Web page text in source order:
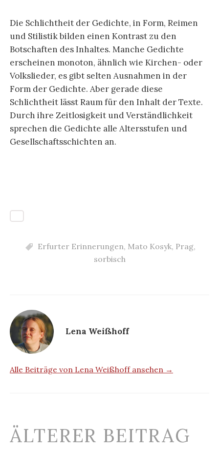
Die Schlichtheit der Gedichte, in Form, Reimen
und Stilistik bilden einen Kontrast zu den
Botschaften des Inhaltes. Manche Gedichte
erscheinen monoton, ähnlich wie Kirchen- oder
Volkslieder, es gibt selten Ausnahmen in der
Form der Gedichte. Aber gerade diese
Schlichtheit lässt Raum für den Inhalt der Texte.
Durch ihre Zeitlosigkeit und Verständlichkeit
sprechen die Gedichte alle Altersstufen und
Gesellschaftsschichten an.
Erfurter Erinnerungen, Mato Kosyk, Prag,
sorbisch
Lena Weißhoff
Alle Beiträge von Lena Weißhoff ansehen →
Beitrags-
ÄLTERER BEITRAG